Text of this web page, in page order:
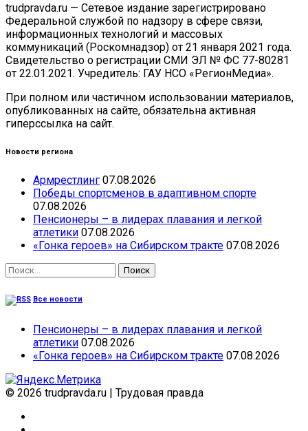
trudpravda.ru — Сетевое издание зарегистрировано
Федеральной службой по надзору в сфере связи,
информационных технологий и массовых
коммуникаций (Роскомнадзор) от 21 января 2021 года.
Свидетельство о регистрации СМИ ЭЛ № ФС 77-80281
от 22.01.2021. Учредитель: ГАУ НСО «РегионМедиа».
При полном или частичном использовании материалов,
опубликованных на сайте, обязательна активная
гиперссылка на сайт.
Новости региона
Армрестлинг 07.08.2026
Победы спортсменов в адаптивном спорте
07.08.2026
Пенсионеры – в лидерах плавания и легкой
атлетики 07.08.2026
«Гонка героев» на Сибирском тракте 07.08.2026
Найти:
Все новости
Пенсионеры – в лидерах плавания и легкой
атлетики 07.08.2026
«Гонка героев» на Сибирском тракте 07.08.2026
© 2026 trudpravda.ru | Трудовая правда